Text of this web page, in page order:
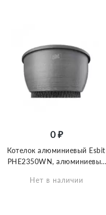
0 ₽
Котелок алюминиевый Esbit
PHE2350WN, алюминиевый
Нет в наличии